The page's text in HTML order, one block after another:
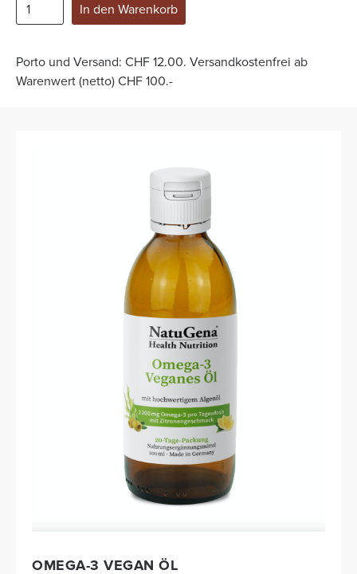
Porto und Versand: CHF 12.00. Versandkostenfrei ab
Warenwert (netto) CHF 100.-
OMEGA-3 VEGAN ÖL